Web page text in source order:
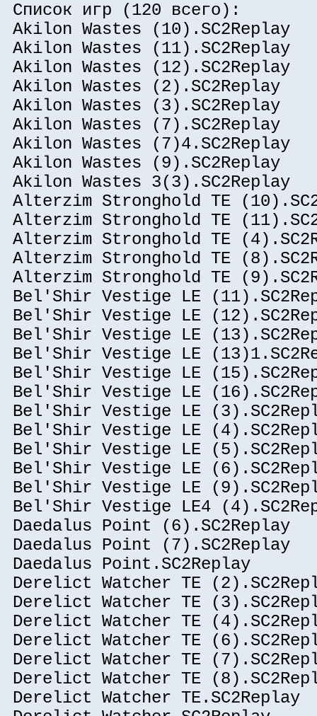
Список игр (120 всего):
Akilon Wastes (10).SC2Replay
Akilon Wastes (11).SC2Replay
Akilon Wastes (12).SC2Replay
Akilon Wastes (2).SC2Replay
Akilon Wastes (3).SC2Replay
Akilon Wastes (7).SC2Replay
Akilon Wastes (7)4.SC2Replay
Akilon Wastes (9).SC2Replay
Akilon Wastes 3(3).SC2Replay
Alterzim Stronghold TE
Alterzim Stronghold TE
Alterzim Stronghold TE
Alterzim Stronghold TE
Alterzim Stronghold TE
Bel'Shir Vestige LE
Bel'Shir Vestige LE
Bel'Shir Vestige LE
Bel'Shir Vestige LE
Bel'Shir Vestige LE
Bel'Shir Vestige LE
Bel'Shir Vestige LE
Bel'Shir Vestige LE
Bel'Shir Vestige LE
Bel'Shir Vestige LE
Bel'Shir Vestige LE
Bel'Shir Vestige LE4
Daedalus Point (6).SC2Replay
Daedalus Point (7).SC2Replay
Daedalus Point.SC2Replay
Derelict Watcher TE
Derelict Watcher TE
Derelict Watcher TE
Derelict Watcher TE
Derelict Watcher TE
Derelict Watcher TE
Derelict Watcher TE.SC2Replay